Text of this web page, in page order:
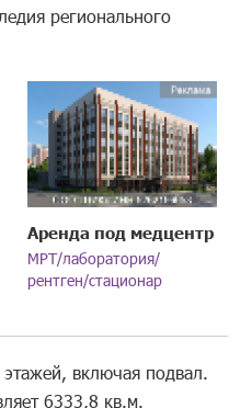
регионального
Аренда под медцентр
МРТ/лаборатория/
рентген/стационар
включая подвал.
6333,8 кв.м.